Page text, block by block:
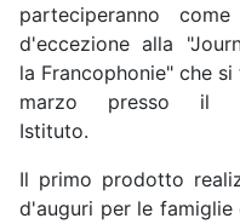
parteciperanno
d'eccezione alla
la Francophonie" che si
marzo presso il
Istituto.
Il primo prodotto
d'auguri per le famiglie